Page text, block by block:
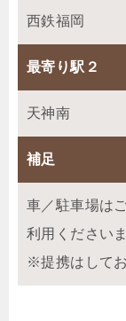
西鉄福岡
最寄り駅２
天神南
補足
車／駐車場は
利用くださいま
※提携はして